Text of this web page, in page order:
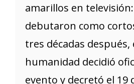
amarillos en
debutaron como
tres décadas después,
humanidad decidió
evento y decretó el 19